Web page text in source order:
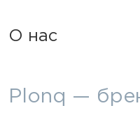
О нас
Plonq —